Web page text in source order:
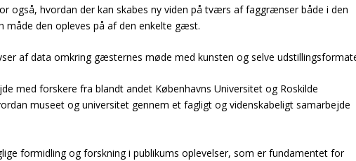
også, hvordan der kan skabes ny viden på tværs af faggrænser både i den
måde den opleves på af den enkelte gæst.
af data omkring gæsternes møde med kunsten og selve
med forskere fra blandt andet Københavns Universitet og Roskilde
museet og universitet gennem et fagligt og videnskabeligt samarbejde
formidling og forskning i publikums oplevelser, som er fundamentet for